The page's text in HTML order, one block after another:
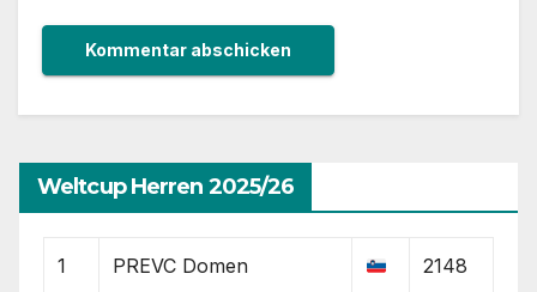
Weltcup Herren 2025/26
1 PREVC Domen 2148